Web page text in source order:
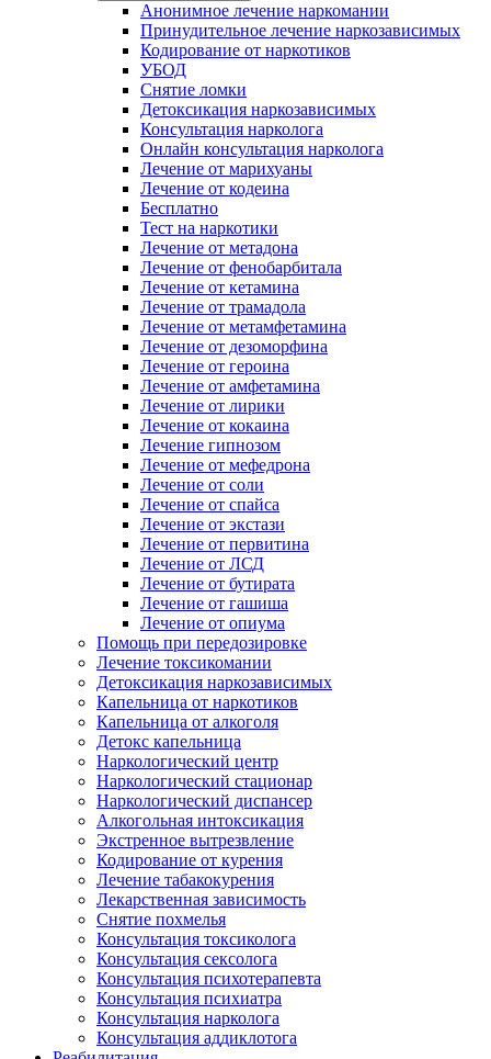
Анонимное лечение наркомании
Принудительное лечение наркозависимых
Кодирование от наркотиков
УБОД
Снятие ломки
Детоксикация наркозависимых
Консультация нарколога
Онлайн консультация нарколога
Лечение от марихуаны
Лечение от кодеина
Бесплатно
Тест на наркотики
Лечение от метадона
Лечение от фенобарбитала
Лечение от кетамина
Лечение от трамадола
Лечение от метамфетамина
Лечение от дезоморфина
Лечение от героина
Лечение от амфетамина
Лечение от лирики
Лечение от кокаина
Лечение гипнозом
Лечение от мефедрона
Лечение от соли
Лечение от спайса
Лечение от экстази
Лечение от первитина
Лечение от ЛСД
Лечение от бутирата
Лечение от гашиша
Лечение от опиума
Помощь при передозировке
Лечение токсикомании
Детоксикация наркозависимых
Капельница от наркотиков
Капельница от алкоголя
Детокс капельница
Наркологический центр
Наркологический стационар
Наркологический диспансер
Алкогольная интоксикация
Экстренное вытрезвление
Кодирование от курения
Лечение табакокурения
Лекарственная зависимость
Снятие похмелья
Консультация токсиколога
Консультация сексолога
Консультация психотерапевта
Консультация психиатра
Консультация нарколога
Консультация аддиклотога